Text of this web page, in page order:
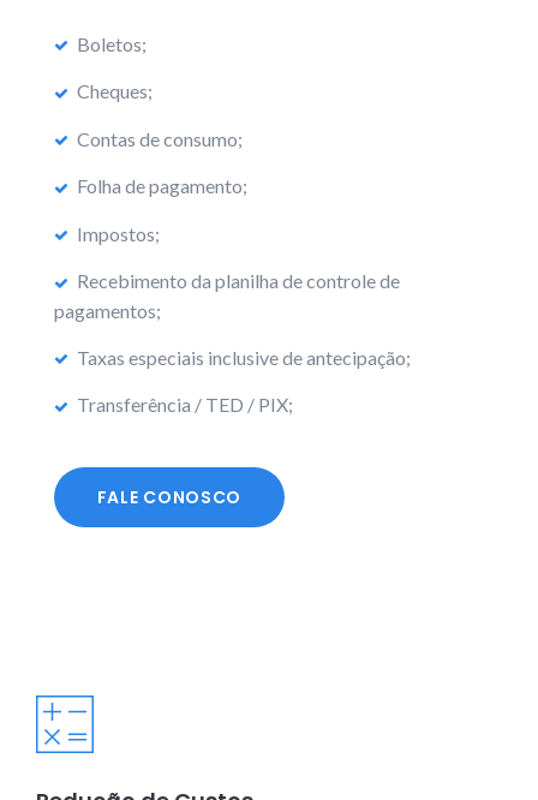
Boletos;
Cheques;
Contas de consumo;
Folha de pagamento;
Impostos;
Recebimento da planilha de controle de
pagamentos;
Taxas especiais inclusive de antecipação;
Transferência / TED / PIX;
FALE CONOSCO